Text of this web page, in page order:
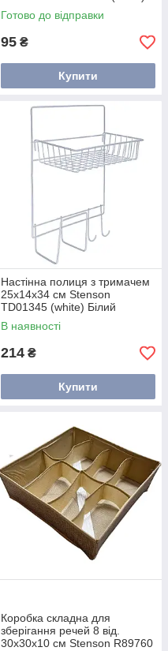
Чорний
Готово до відправки
95 ₴
Купити
Настінна полиця з тримачем
25x14x34 см Stenson
TD01345 (white) Білий
В наявності
214 ₴
Купити
Коробка складна для
зберігання речей 8 від.
30х30х10 см Stenson R89760